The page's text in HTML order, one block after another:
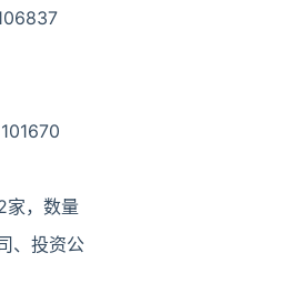
家，数量
、投资公